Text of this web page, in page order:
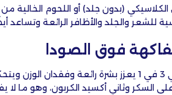
(بدون جلد) أو اللحوم الخالية
للشعر والجلد والأظافر الرائعة وتساعد
فوق الصودا
إذا كنت تبحث عن بديل غذائي 3 في 1 يعزز بشرة
السكر وثاني أكسيد الكربون، وهو ما